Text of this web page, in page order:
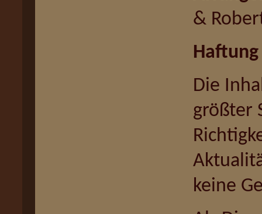
&
Die
größter
keine